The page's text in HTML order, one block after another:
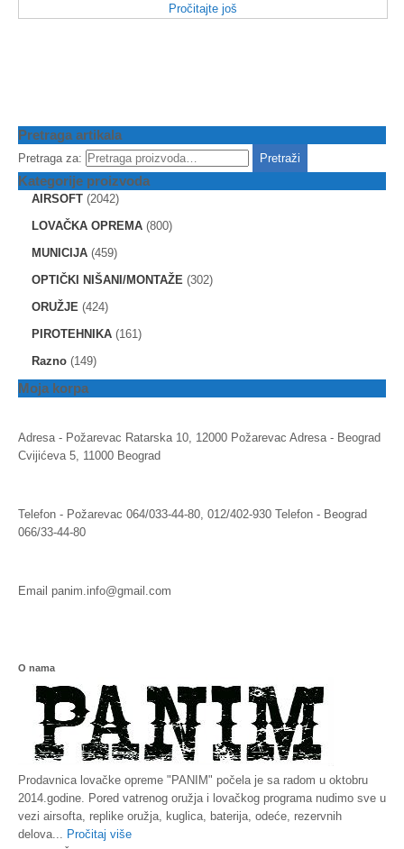
Pročitajte još
Pretraga artikala
Pretraga za: Pretraži
Kategorije proizvoda
AIRSOFT (2042)
LOVAČKA OPREMA (800)
MUNICIJA (459)
OPTIČKI NIŠANI/MONTAŽE (302)
ORUŽJE (424)
PIROTEHNIKA (161)
Razno (149)
Moja korpa
Adresa - Požarevac Ratarska 10, 12000 Požarevac Adresa - Beograd
Cvijićeva 5, 11000 Beograd
Telefon - Požarevac 064/033-44-80, 012/402-930 Telefon - Beograd
066/33-44-80
Email panim.info@gmail.com
O nama
Prodavnica lovačke opreme "PANIM" počela je sa radom u oktobru
2014.godine. Pored vatrenog oružja i lovačkog programa nudimo sve u
vezi airsofta, replike oružja, kuglica, baterija, odeće, rezervnih
delova... Pročitaj više